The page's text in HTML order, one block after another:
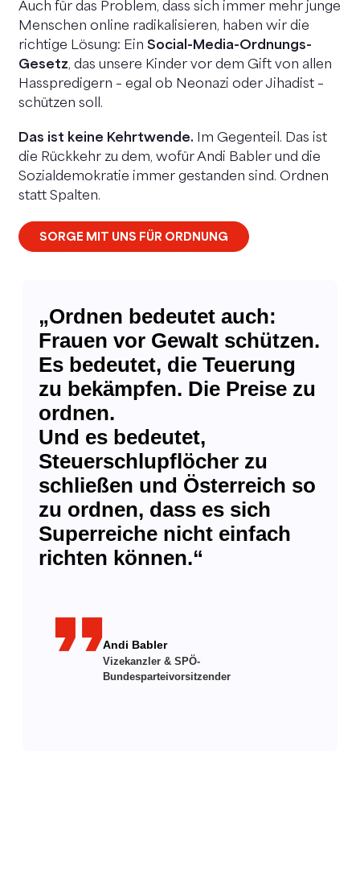
Auch für das Problem, dass sich immer mehr junge
Menschen online radikalisieren, haben wir die
richtige Lösung: Ein Social-Media-Ordnungs-
Gesetz, das unsere Kinder vor dem Gift von allen
Hasspredigern – egal ob Neonazi oder Jihadist –
schützen soll.
Das ist keine Kehrtwende. Im Gegenteil. Das ist
die Rückkehr zu dem, wofür Andi Babler und die
Sozialdemokratie immer gestanden sind. Ordnen
statt Spalten.
SORGE MIT UNS FÜR ORDNUNG
„Ordnen bedeutet auch:
Frauen vor Gewalt schützen.
Es bedeutet, die Teuerung
zu bekämpfen. Die Preise zu
ordnen.
Und es bedeutet,
Steuerschlupflöcher zu
schließen und Österreich so
zu ordnen, dass es sich
Superreiche nicht einfach
richten können.“
format_quoteAndi Babler
Vizekanzler & SPÖ-
Bundesparteivorsitzender